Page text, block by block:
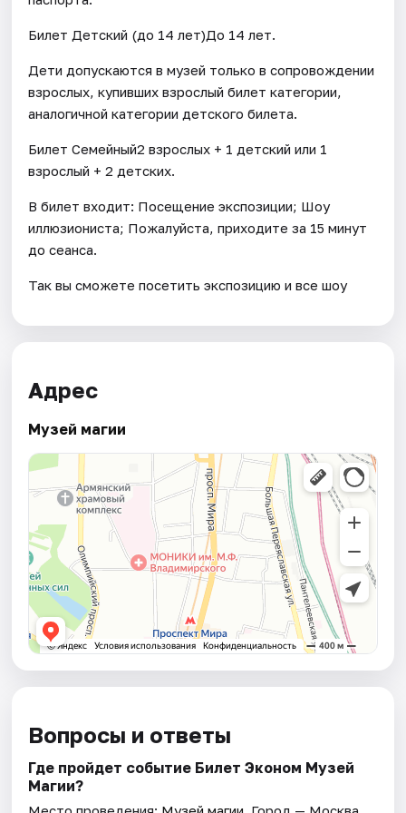
Билет Детский (до 14 лет)До 14 лет.
Дети допускаются в музей только в сопровождении
взрослых, купивших взрослый билет категории,
аналогичной категории детского билета.
Билет Семейный2 взрослых + 1 детский или 1
взрослый + 2 детских.
В билет входит: Посещение экспозиции; Шоу
иллюзиониста; Пожалуйста, приходите за 15 минут
до сеанса.
Так вы сможете посетить экспозицию и все шоу
Адрес
Музей магии
Вопросы и ответы
Где пройдет событие Билет Эконом Музей
Магии?